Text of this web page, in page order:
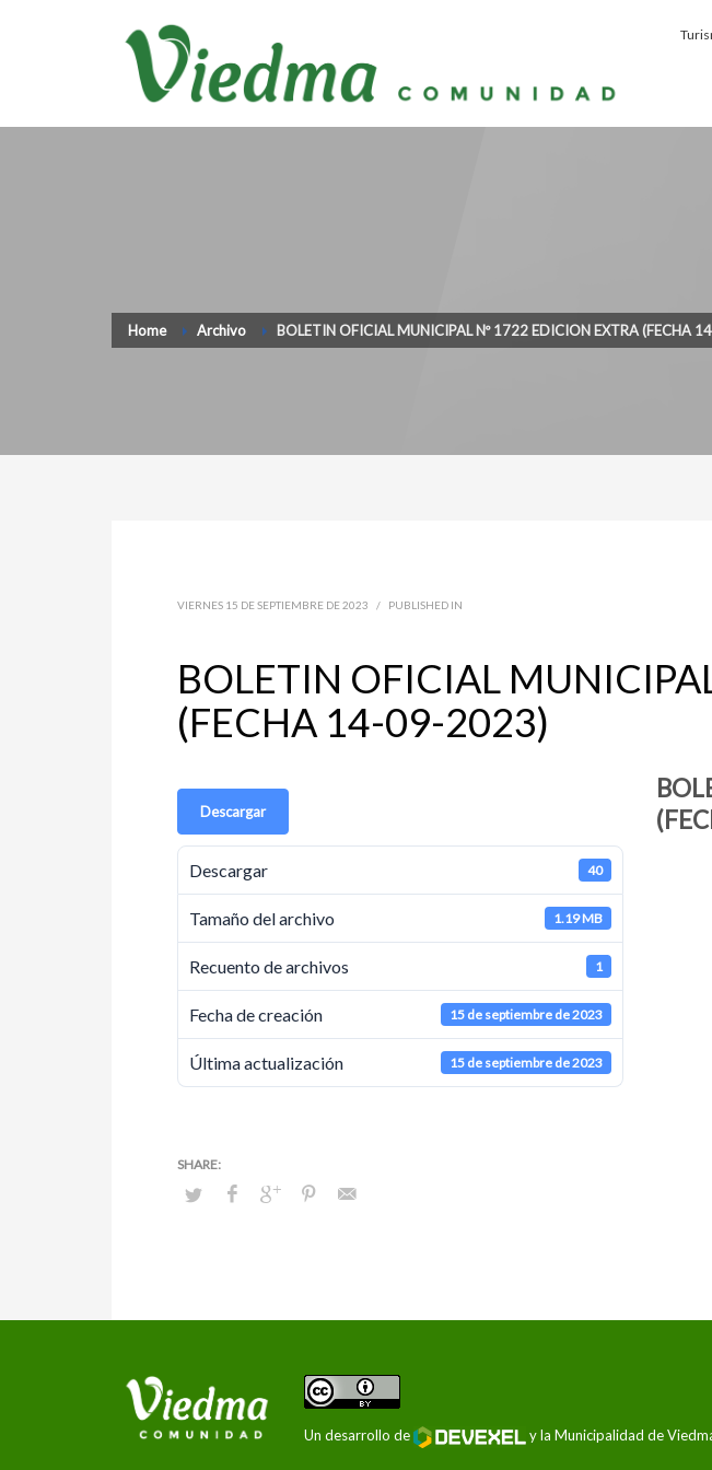
Home Archivo BOLETIN OFICIAL MUNICIPAL Nº 1722 EDICION EXTRA (FECHA
VIERNES 15 DE SEPTIEMBRE DE 2023 / PUBLISHED IN
BOLETIN OFICIAL
(FECHA 14-09-2023)
Descargar
Descargar 40
Tamaño del archivo 1.19 MB
Recuento de archivos 1
Fecha de creación 15 de septiembre de 2023
Última actualización 15 de septiembre de 2023
Un desarrollo de y la Municipalidad de